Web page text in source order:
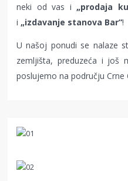
neki od vas i „prodaja
i „izdavanje stanova Bar“!
U našoj ponudi se nalaze
zemljišta, preduzeća i još
poslujemo na području Crne